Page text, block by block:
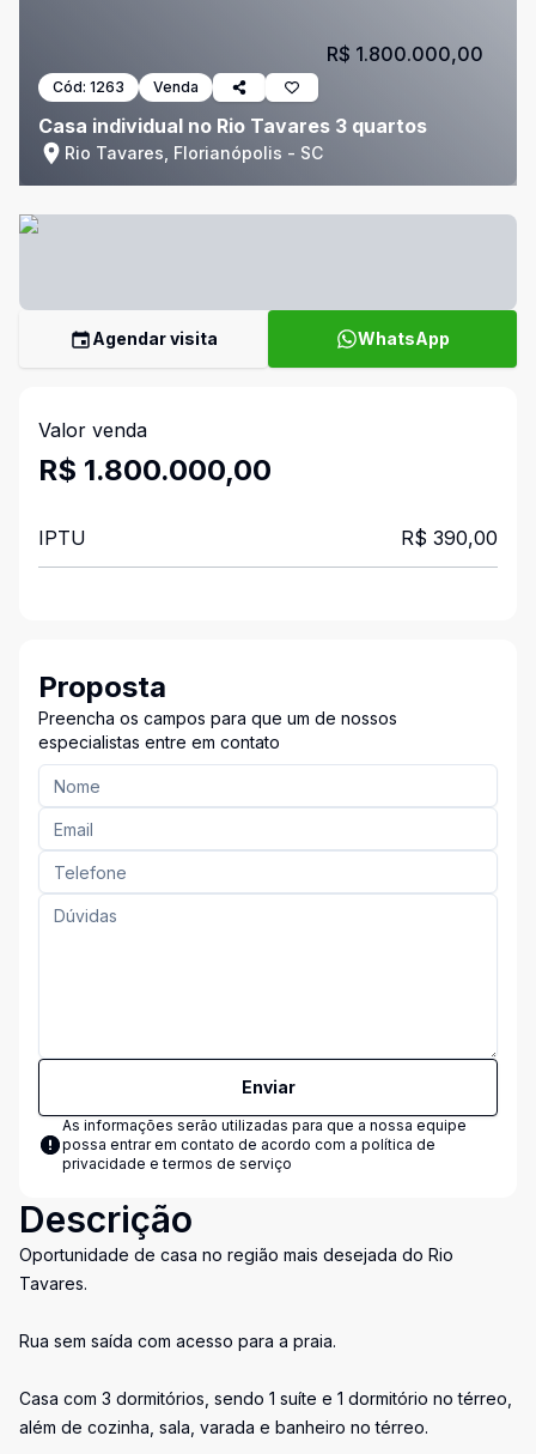
Cód: 1263 Venda
Casa individual no Rio Tavares 3 quartos
Rio Tavares, Florianópolis - SC
R$ 1.800.000,00
Agendar visita WhatsApp
Valor venda
R$ 1.800.000,00
IPTU R$ 390,00
Proposta
Preencha os campos para que um de nossos
especialistas entre em contato
Enviar
As informações serão utilizadas para que a nossa equipe
possa entrar em contato de acordo com a política de
privacidade e termos de serviço
Descrição
Oportunidade de casa no região mais desejada do Rio
Tavares.
Rua sem saída com acesso para a praia.
Casa com 3 dormitórios, sendo 1 suíte e 1 dormitório no térreo,
além de cozinha, sala, varada e banheiro no térreo.